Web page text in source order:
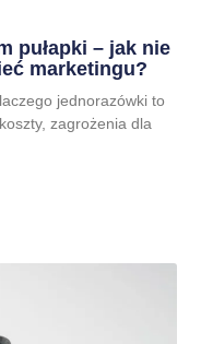
pułapki – jak nie
marketingu?
jednorazówki to
zagrożenia dla